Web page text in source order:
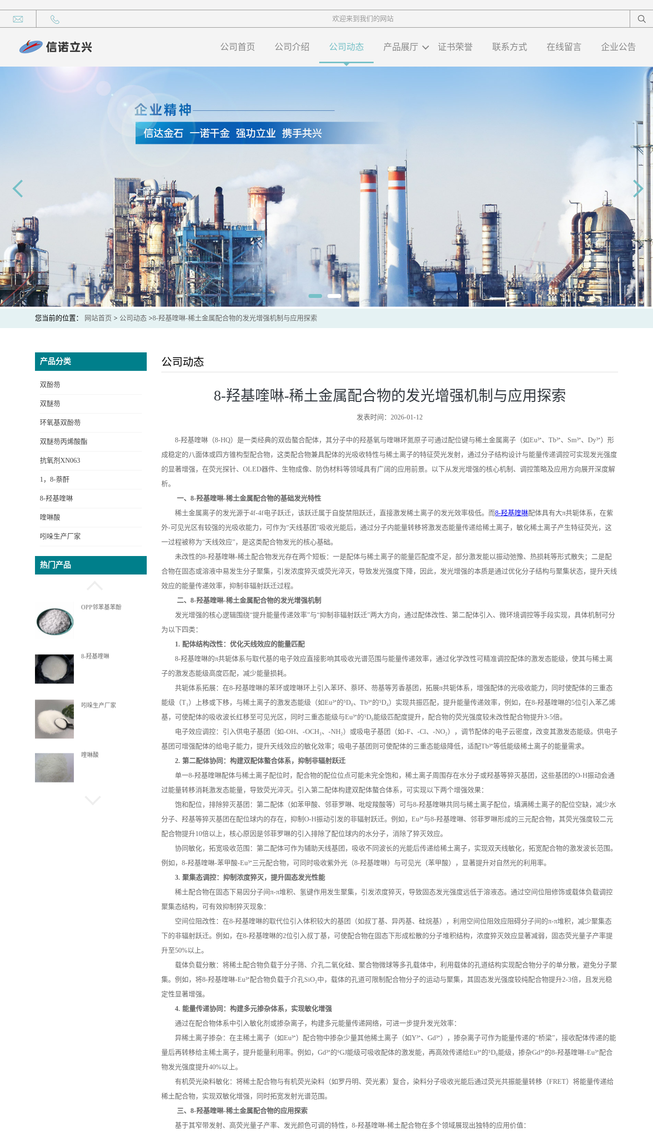
欢迎来到我们的网站
公司首页 公司介绍 公司动态 产品展厅 证书荣誉 联系方式 在线留言 企业公告
您当前的位置： 网站首页 > 公司动态 >8-羟基喹啉-稀土金属配合物的发光增强机制与应用探索
产品分类
双酚芴
双醚芴
环氧基双酚芴
双醚芴丙烯酸酯
抗氧剂XN063
1，8-萘酐
8-羟基喹啉
喹啉酸
吲哚生产厂家
热门产品
DOPO新型无卤阻燃剂中
OPP邻苯基苯酚
8-羟基喹啉
吲哚生产厂家
喹啉酸
公司动态
8-羟基喹啉-稀土金属配合物的发光增强机制与应用探索
发表时间：2026-01-12
8-羟基喹啉（8-HQ）是一类经典的双齿螯合配体，其分子中的羟基氧与喹啉环氮原子可通过配位键与稀土金属离子（如Eu³⁺、 Tb³⁺、 Sm³⁺、 Dy³⁺）形
成稳定的八面体或四方锥构型配合物， 这类配合物兼具配体的光吸收特性与稀土离子的特征荧光发射，通过分子结构设计与能量传递调控可实现发光强度
的显著增强，在荧光探针、 OLED器件、生物成像、防伪材料等领域具有广阔的应用前景。以下从发光增强的核心机制、调控策略及应用方向展开深度解
析。
一、8-羟基喹啉-稀土金属配合物的基础发光特性
稀土金属离子的发光源于4f-4f电子跃迁，该跃迁属于自旋禁阻跃迁，直接激发稀土离子的发光效率极低。而8-羟基喹啉配体具有大π共轭体系，在紫
外-可见光区有较强的光吸收能力，可作为“天线基团”吸收光能后，通过分子内能量转移将激发态能量传递给稀土离子，敏化稀土离子产生特征荧光，这
一过程被称为“天线效应”，是这类配合物发光的核心基础。
未改性的8-羟基喹啉-稀土配合物发光存在两个短板：一是配体与稀土离子的能量匹配度不足，部分激发能以振动弛豫、热损耗等形式散失；二是配
合物在固态或溶液中易发生分子聚集，引发浓度猝灭或荧光淬灭，导致发光强度下降，因此，发光增强的本质是通过优化分子结构与聚集状态，提升天线
效应的能量传递效率，抑制非辐射跃迁过程。
二、8-羟基喹啉-稀土金属配合物的发光增强机制
发光增强的核心逻辑围绕“提升能量传递效率”与“抑制非辐射跃迁”两大方向，通过配体改性、第二配体引入、微环境调控等手段实现，具体机制可分
为以下四类：
1. 配体结构改性：优化天线效应的能量匹配
8-羟基喹啉的π共轭体系与取代基的电子效应直接影响其吸收光谱范围与能量传递效率，通过化学改性可精准调控配体的激发态能级，使其与稀土离
子的激发态能级高度匹配，减少能量损耗。
共轭体系拓展：在8-羟基喹啉的苯环或喹啉环上引入苯环、萘环、芴基等芳香基团，拓展π共轭体系，增强配体的光吸收能力，同时使配体的三重态
能级（T₁）上移或下移，与稀土离子的激发态能级（如Eu³⁺的⁵D₀、 Tb³⁺的⁵D₄）实现共振匹配，提升能量传递效率， 例如，在8-羟基喹啉的5位引入苯乙烯
基，可使配体的吸收波长红移至可见光区，同时三重态能级与Eu³⁺的⁵D₀能级匹配度提升，配合物的荧光强度较未改性配合物提升3-5倍。
电子效应调控：引入供电子基团（如-OH、 -OCH₃、 -NH₂）或吸电子基团（如-F、 -Cl、 -NO₂），调节配体的电子云密度，改变其激发态能级。供电子
基团可增强配体的给电子能力，提升天线效应的敏化效率；吸电子基团则可使配体的三重态能级降低，适配Tb³⁺等低能级稀土离子的能量需求。
2.第二配体协同：构建双配体螯合体系，抑制非辐射跃迁
单一8-羟基喹啉配体与稀土离子配位时，配合物的配位位点可能未完全饱和，稀土离子周围存在水分子或羟基等猝灭基团，这些基团的O-H振动会通
过能量转移消耗激发态能量，导致荧光淬灭。引入第二配体构建双配体螯合体系，可实现以下两个增强效果：
饱和配位，排除猝灭基团：第二配体（如苯甲酸、邻菲罗啉、吡啶羧酸等）可与8-羟基喹啉共同与稀土离子配位，填满稀土离子的配位空缺，减少水
分子、羟基等猝灭基团在配位球内的存在，抑制 O-H振动引发的非辐射跃迁。例如， Eu³⁺与8-羟基喹啉、邻菲罗啉形成的三元配合物，其荧光强度较二元
配合物提升10倍以上，核心原因是邻菲罗啉的引入排除了配位球内的水分子，消除了猝灭效应。
协同敏化，拓宽吸收范围：第二配体可作为辅助天线基团，吸收不同波长的光能后传递给稀土离子，实现双天线敏化，拓宽配合物的激发波长范围。
例如， 8-羟基喹啉-苯甲酸-Eu³⁺三元配合物，可同时吸收紫外光（8-羟基喹啉）与可见光（苯甲酸），显著提升对自然光的利用率。
3.聚集态调控：抑制浓度猝灭，提升固态发光性能
稀土配合物在固态下易因分子间 π-π堆积、氢键作用发生聚集，引发浓度猝灭，导致固态发光强度远低于溶液态。通过空间位阻修饰或载体负载调控
聚集态结构，可有效抑制猝灭现象：
空间位阻改性：在8-羟基喹啉的取代位引入体积较大的基团（如叔丁基、异丙基、硅烷基），利用空间位阻效应阻碍分子间的π-π堆积，减少聚集态
下的非辐射跃迁。例如，在8-羟基喹啉的2位引入叔丁基，可使配合物在固态下形成松散的分子堆积结构，浓度猝灭效应显著减弱，固态荧光量子产率提
升至50%以上。
载体负载分散：将稀土配合物负载于分子筛、介孔二氧化硅、聚合物微球等多孔载体中，利用载体的孔道结构实现配合物分子的单分散，避免分子聚
集。例如，将8-羟基喹啉-Eu³⁺配合物负载于介孔SiO₂中，载体的孔道可限制配合物分子的运动与聚集，其固态发光强度较纯配合物提升2-3倍，且发光稳
定性显著增强。
4. 能量传递协同：构建多元掺杂体系，实现敏化增强
通过在配合物体系中引入敏化剂或掺杂离子，构建多元能量传递网络，可进一步提升发光效率：
异稀土离子掺杂：在主稀土离子（如Eu³⁺）配合物中掺杂少量其他稀土离子（如Y³⁺、 Gd³⁺），掺杂离子可作为能量传递的“桥梁”，接收配体传递的能
量后再转移给主稀土离子，提升能量利用率。例如， Gd³⁺的⁶GJ能级可吸收配体的激发能，再高效传递给Eu³⁺的⁵D₀能级，掺杂Gd³⁺的8-羟基喹啉-Eu³⁺配合
物发光强度提升40%以上。
有机荧光染料敏化：将稀土配合物与有机荧光染料（如罗丹明、荧光素）复合，染料分子吸收光能后通过荧光共振能量转移（FRET）将能量传递给
稀土配合物，实现双敏化增强，同时拓宽发射光谱范围。
三、8-羟基喹啉-稀土金属配合物的应用探索
基于其窄带发射、高荧光量子产率、发光颜色可调的特性， 8-羟基喹啉-稀土配合物在多个领域展现出独特的应用价值：